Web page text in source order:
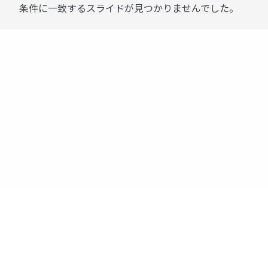
条件に一致するスライドが見つかりませんでした。